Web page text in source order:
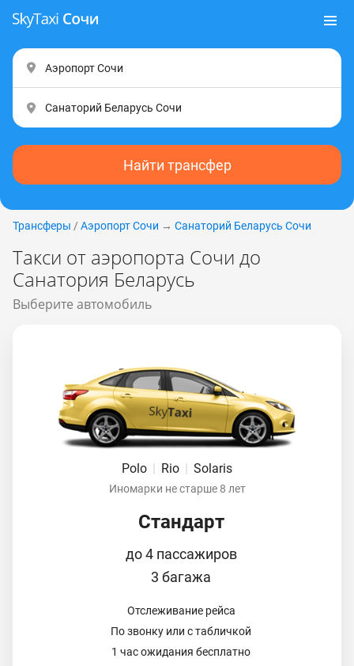
Найти трансфер
Трансферы / Аэропорт Сочи → Санаторий Беларусь Coчи
Такси от аэропорта Сочи до
Санатория Беларусь
Выберите автомобиль
Polo | Rio | Solaris
Иномарки не старше 8 лет
Стандарт
до 4 пассажиров
3 багажа
Отслеживание рейса
По звонку или с табличкой
1 час ожидания бесплатно